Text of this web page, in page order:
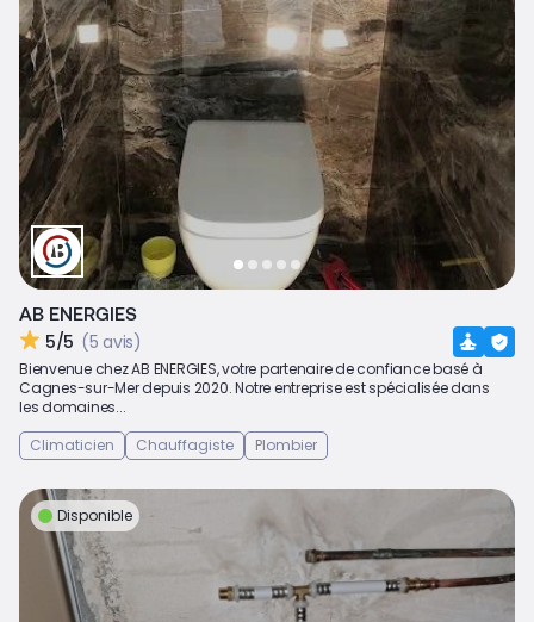
AB ENERGIES
5/5 (5 avis)
Bienvenue chez AB ENERGIES, votre partenaire de confiance basé à
Cagnes-sur-Mer depuis 2020. Notre entreprise est spécialisée dans
les domaines...
Climaticien
Chauffagiste Plombier
Disponible